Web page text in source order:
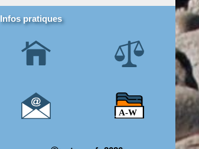
Infos pratiques